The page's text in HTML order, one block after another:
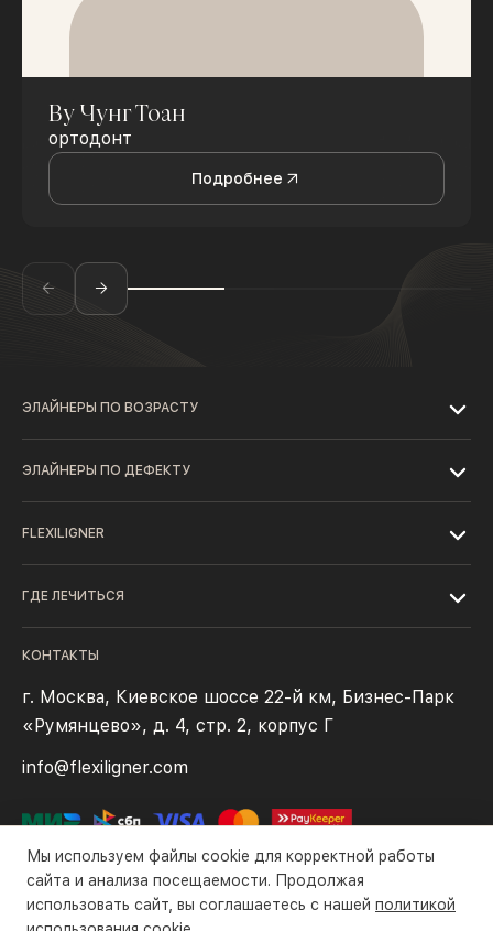
Ву Чунг Тоан
ортодонт
Подробнее
ЭЛАЙНЕРЫ ПО ВОЗРАСТУ
ЭЛАЙНЕРЫ ПО ДЕФЕКТУ
FLEXILIGNER
ГДЕ ЛЕЧИТЬСЯ
КОНТАКТЫ
г. Москва, Киевское шоссе 22-й км, Бизнес-Парк
«Румянцево», д. 4, стр. 2, корпус Г
info@flexiligner.com
Политика конфиденциальности Файлы cookie Правила оплаты
Мы используем файлы cookie для корректной работы
сайта и анализа посещаемости. Продолжая
использовать сайт, вы соглашаетесь с нашей политикой